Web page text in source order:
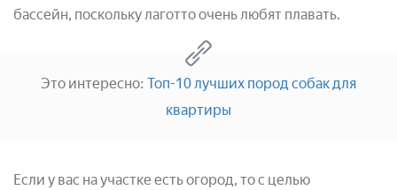
бассейн, поскольку лаготто очень любят плавать.
Это интересно: Топ-10 лучших пород собак для
квартиры
Если у вас на участке есть огород, то с целью